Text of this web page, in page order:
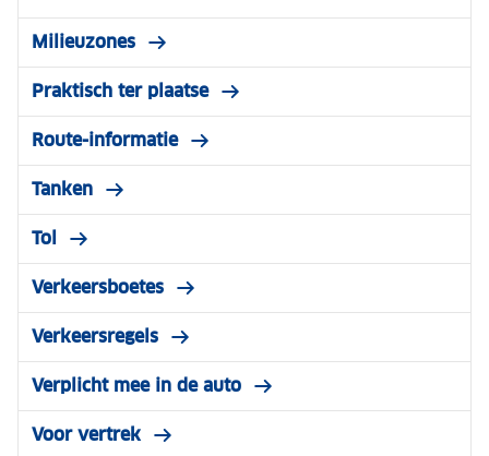
Milieuzones
Praktisch ter plaatse
Route-informatie
Tanken
Tol
Verkeersboetes
Verkeersregels
Verplicht mee in de auto
Voor vertrek